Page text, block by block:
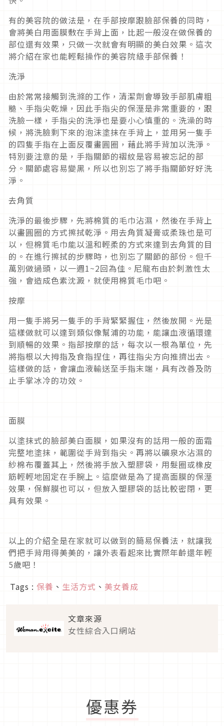
有的美容院的做法是，在手部按摩跟臉部保養的同時，
會將美白用面膜敷在手背上面，比起一般沒在做保養的
部位還有效果，只做一次就會有明顯的美白效果。這次
將介紹在家也能輕鬆操作的美容院級手部保養！
洗淨
由於常常接觸到洗滌的工作，清潔劑會導致手部肌膚粗
糙、手指尖乾燥，因此手指尖的保溼是非常重要的，跟
洗臉一樣，手指尖的洗淨也是要小心慎重的。洗澡的時
候，將洗臉剩下來的泡沫塗抹在手背上，並用另一隻手
的四隻手指在上面反覆畫圓圈，藉此將手背加以洗淨。
特別要注意的是，手指關節的褶紋是容易被忘記的部
分。關節處容易變黑，所以也別忘了將手指關節好好洗
淨。
去角質
洗淨的最後步驟，先將棉質的毛巾沾濕，然後在手背上
以畫圓圈的方式擦拭乾淨。用去角質凝膏或柔珠也是可
以，但棉質毛巾能以溫和輕柔的方式來達到去角質的目
的。在進行擦拭的步驟時，也別忘了關節的部份。但千
萬別做過頭，以一週1~2回為佳。尼龍布由於刺激性太
強，會造成色素沈澱，就使用棉質毛巾吧。
按摩
用一隻手將另一隻手的手背緊緊握住，然後放開。光是
這樣做就可以達到類似像幫浦的功能，能讓血液循環達
到順暢的效果。指部按摩的話，每次以一根為單位，先
將指根以大拇指及食指捏住，再往指尖方向推擠出去。
這樣做的話，會讓血液輸送至手指末端，具有改善及防
止手掌冰冷的功效。
面膜
以塗抹式的臉部美白面膜，如果沒有的話用一般的面霜
完整地塗抹，範圍從手背到指尖。再將以礦泉水沾濕的
紗棉布覆蓋其上，然後將手放入塑膠袋，用髮圈或橡皮
筋輕輕地固定在手腕上。這麼做是為了提高面膜的保溼
效果，保鮮膜也可以，但放入塑膠袋的話比較密閉，更
具有效果。
以上的介紹全是在家就可以做到的簡易保養法，就讓我
們把手背用得美美的，讓外表看起來比實際年齡還年輕
5歲吧！
Tags : 保養 、 生活方式 、 美女養成
文章來源
女性綜合入口網站
優惠券